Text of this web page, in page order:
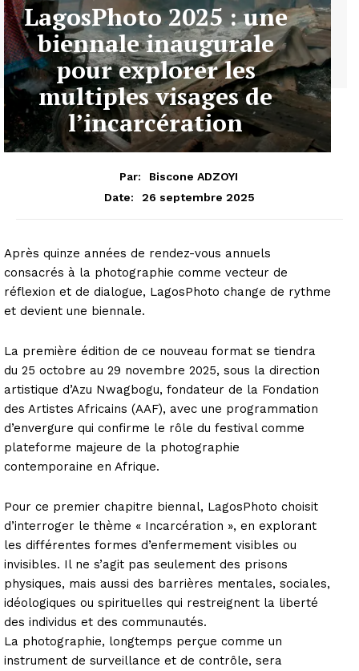
LagosPhoto 2025 : une
biennale inaugurale
pour explorer les
multiples visages de
l’incarcération
Par:
Biscone ADZOYI
Date:
26 septembre 2025
Après quinze années de rendez-vous annuels
consacrés à la photographie comme vecteur de
réflexion et de dialogue, LagosPhoto change de rythme
et devient une biennale.
La première édition de ce nouveau format se tiendra
du 25 octobre au 29 novembre 2025, sous la direction
artistique d’Azu Nwagbogu, fondateur de la Fondation
des Artistes Africains (AAF), avec une programmation
d’envergure qui confirme le rôle du festival comme
plateforme majeure de la photographie
contemporaine en Afrique.
Pour ce premier chapitre biennal, LagosPhoto choisit
d’interroger le thème « Incarcération », en explorant
les différentes formes d’enfermement visibles ou
invisibles. Il ne s’agit pas seulement des prisons
physiques, mais aussi des barrières mentales, sociales,
idéologiques ou spirituelles qui restreignent la liberté
des individus et des communautés.
La photographie, longtemps perçue comme un
instrument de surveillance et de contrôle, sera